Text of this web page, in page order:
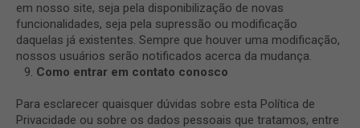
em nosso site, seja pela disponibilização de novas
funcionalidades, seja pela supressão ou modificação
daquelas já existentes. Sempre que houver uma modificação,
nossos usuários serão notificados acerca da mudança.
Como entrar em contato conosco
Para esclarecer quaisquer dúvidas sobre esta Política de
Privacidade ou sobre os dados pessoais que tratamos, entre